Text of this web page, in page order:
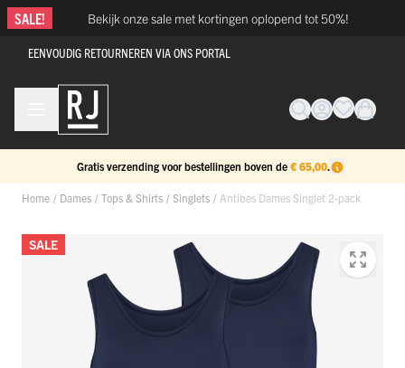
Ga naar de inhoud
SALE! Bekijk onze sale met kortingen oplopend tot 50%!
EENVOUDIG RETOURNEREN VIA ONS PORTAL
Gratis verzending voor bestellingen boven de € 65,00.
Home / Dames / Tops & Shirts / Singlets / Antibes Dames Singlet 2-pack
SALE